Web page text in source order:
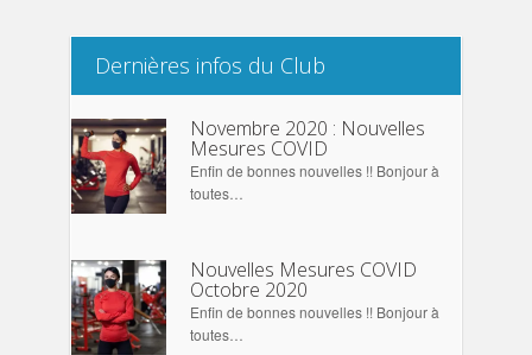
Dernières infos du Club
Novembre 2020 : Nouvelles
Mesures COVID
Enfin de bonnes nouvelles !! Bonjour à
toutes…
Nouvelles Mesures COVID
Octobre 2020
Enfin de bonnes nouvelles !! Bonjour à
toutes…